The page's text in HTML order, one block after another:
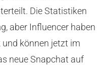
Die Statistiken
aber Influencer haben
können jetzt im
neue Snapchat auf